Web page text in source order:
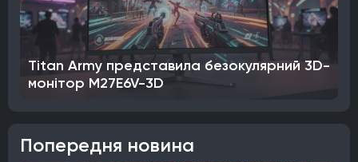
Titan Army представила безокулярний 3D-
монітор M27E6V-3D
Попередня новина